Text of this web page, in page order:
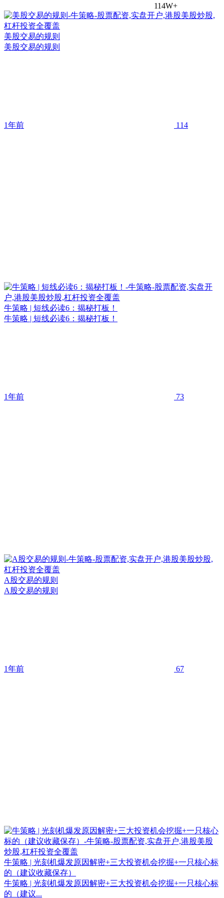
114W+
美股交易的规则
美股交易的规则
1年前 114
牛策略 | 短线必读6：揭秘打板！
牛策略 | 短线必读6：揭秘打板！
1年前 73
A股交易的规则
A股交易的规则
1年前 67
牛策略 | 光刻机爆发原因解密+三大投资机会挖掘+一只核心标
的（建议收藏保存）
牛策略 | 光刻机爆发原因解密+三大投资机会挖掘+一只核心标
的（建议...